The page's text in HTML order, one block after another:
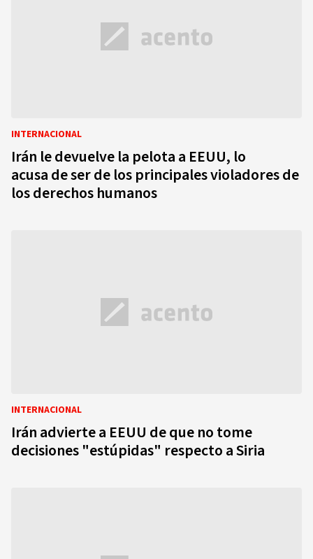
INTERNACIONAL
Irán le devuelve la pelota a EEUU, lo
acusa de ser de los principales violadores de
los derechos humanos
INTERNACIONAL
Irán advierte a EEUU de que no tome
decisiones "estúpidas" respecto a Siria